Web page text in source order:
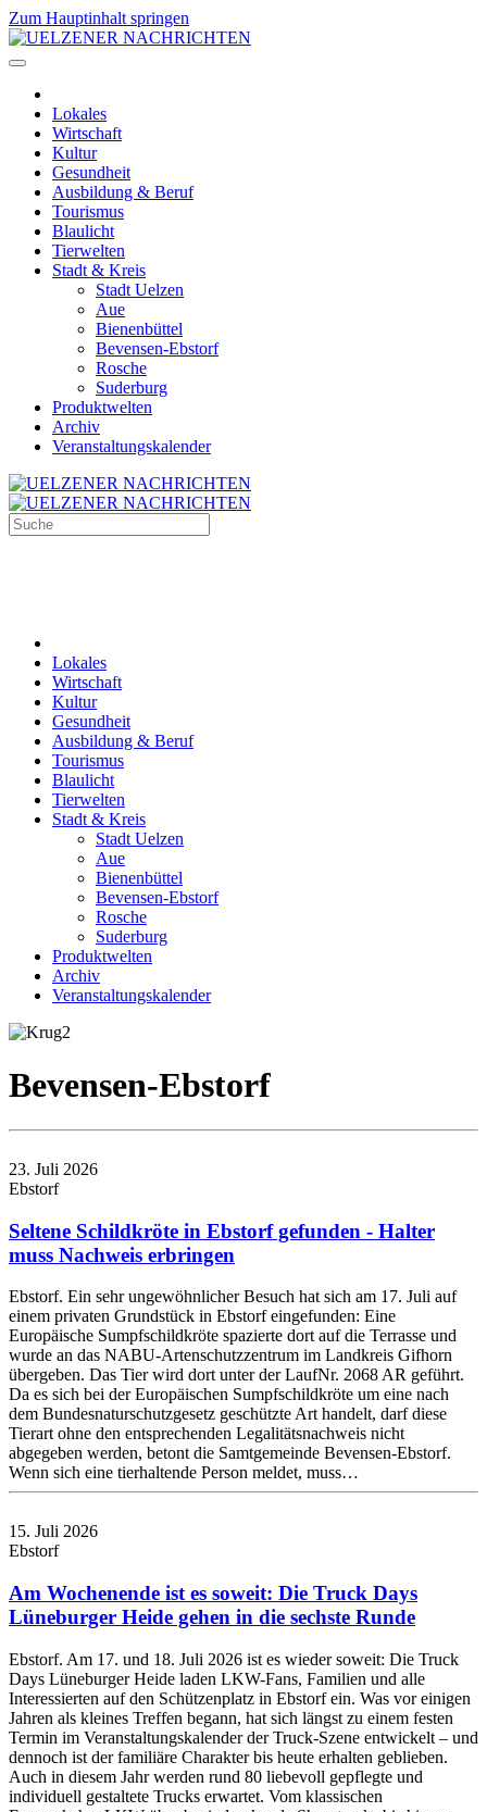
Zum Hauptinhalt springen
Lokales
Wirtschaft
Kultur
Gesundheit
Ausbildung & Beruf
Tourismus
Blaulicht
Tierwelten
Stadt & Kreis
Stadt Uelzen
Aue
Bienenbüttel
Bevensen-Ebstorf
Rosche
Suderburg
Produktwelten
Archiv
Veranstaltungskalender
Lokales
Wirtschaft
Kultur
Gesundheit
Ausbildung & Beruf
Tourismus
Blaulicht
Tierwelten
Stadt & Kreis
Stadt Uelzen
Aue
Bienenbüttel
Bevensen-Ebstorf
Rosche
Suderburg
Produktwelten
Archiv
Veranstaltungskalender
Bevensen-Ebstorf
23. Juli 2026
Ebstorf
Seltene Schildkröte in Ebstorf gefunden - Halter
muss Nachweis erbringen
Ebstorf. Ein sehr ungewöhnlicher Besuch hat sich am 17. Juli auf
einem privaten Grundstück in Ebstorf eingefunden: Eine
Europäische Sumpfschildkröte spazierte dort auf die Terrasse und
wurde an das NABU-Artenschutzzentrum im Landkreis Gifhorn
übergeben. Das Tier wird dort unter der LaufNr. 2068 AR geführt.
Da es sich bei der Europäischen Sumpfschildkröte um eine nach
dem Bundesnaturschutzgesetz geschützte Art handelt, darf diese
Tierart ohne den entsprechenden Legalitätsnachweis nicht
abgegeben werden, betont die Samtgemeinde Bevensen-Ebstorf.
Wenn sich eine tierhaltende Person meldet, muss…
15. Juli 2026
Ebstorf
Am Wochenende ist es soweit: Die Truck Days
Lüneburger Heide gehen in die sechste Runde
Ebstorf. Am 17. und 18. Juli 2026 ist es wieder soweit: Die Truck
Days Lüneburger Heide laden LKW-Fans, Familien und alle
Interessierten auf den Schützenplatz in Ebstorf ein. Was vor einigen
Jahren als kleines Treffen begann, hat sich längst zu einem festen
Termin im Veranstaltungskalender der Truck-Szene entwickelt – und
dennoch ist der familiäre Charakter bis heute erhalten geblieben.
Auch in diesem Jahr werden rund 80 liebevoll gepflegte und
individuell gestaltete Trucks erwartet. Vom klassischen